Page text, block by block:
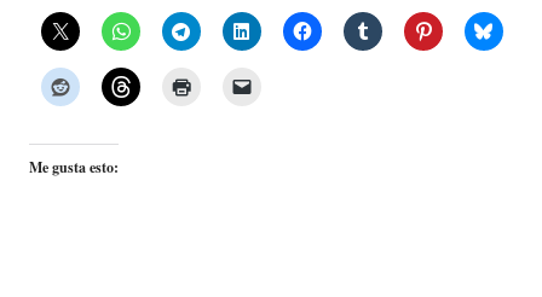
Me gusta esto: